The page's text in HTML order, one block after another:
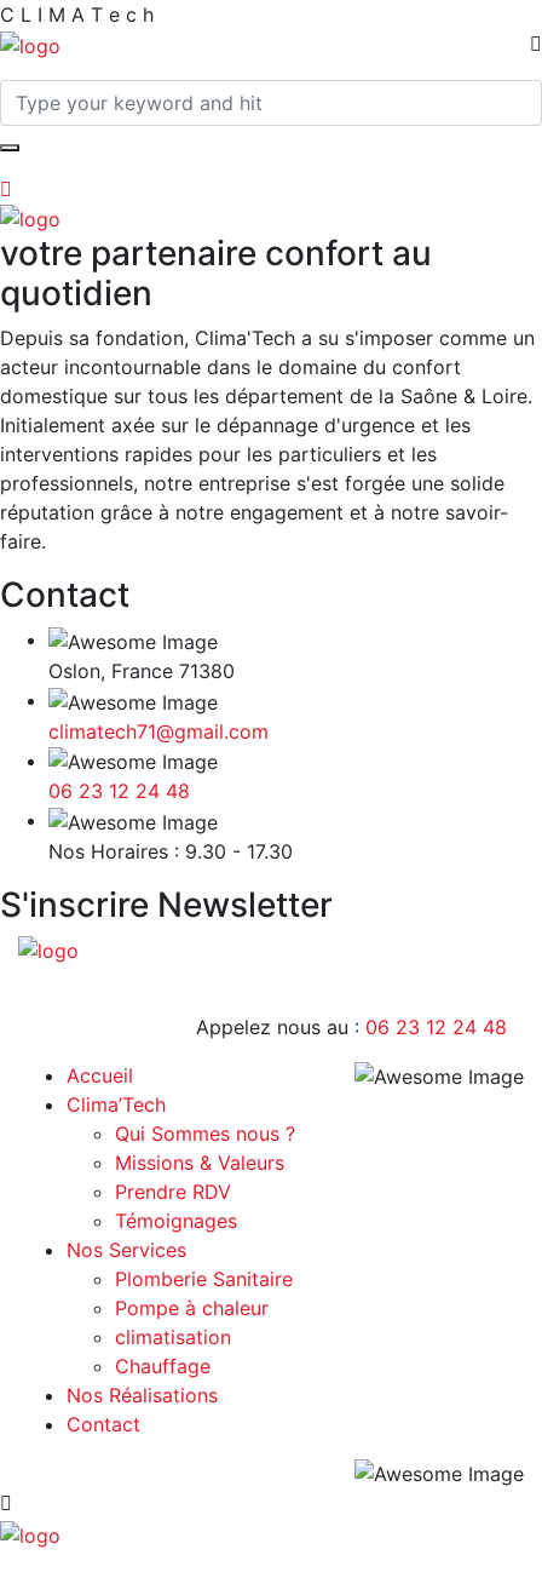
C L I M A T e c h
votre partenaire confort au
quotidien
Depuis sa fondation, Clima'Tech a su s'imposer comme un
acteur incontournable dans le domaine du confort
domestique sur tous les département de la Saône & Loire.
Initialement axée sur le dépannage d'urgence et les
interventions rapides pour les particuliers et les
professionnels, notre entreprise s'est forgée une solide
réputation grâce à notre engagement et à notre savoir-
faire.
Contact
Oslon, France 71380
climatech71@gmail.com
06 23 12 24 48
Nos Horaires : 9.30 - 17.30
S'inscrire Newsletter
Appelez nous au : 06 23 12 24 48
Accueil
Clima’Tech
Qui Sommes nous ?
Missions & Valeurs
Prendre RDV
Témoignages
Nos Services
Plomberie Sanitaire
Pompe à chaleur
climatisation
Chauffage
Nos Réalisations
Contact